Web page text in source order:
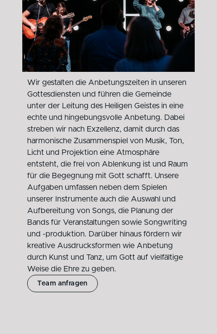
Wir gestalten die Anbetungszeiten in unseren
Gottesdiensten und führen die Gemeinde
unter der Leitung des Heiligen Geistes in eine
echte und hingebungsvolle Anbetung. Dabei
streben wir nach Exzellenz, damit durch das
harmonische Zusammenspiel von Musik, Ton,
Licht und Projektion eine Atmosphäre
entsteht, die frei von Ablenkung ist und Raum
für die Begegnung mit Gott schafft. Unsere
Aufgaben umfassen neben dem Spielen
unserer Instrumente auch die Auswahl und
Aufbereitung von Songs, die Planung der
Bands für Veranstaltungen sowie Songwriting
und -produktion. Darüber hinaus fördern wir
kreative Ausdrucksformen wie Anbetung
durch Kunst und Tanz, um Gott auf vielfältige
Weise die Ehre zu geben.
Team anfragen